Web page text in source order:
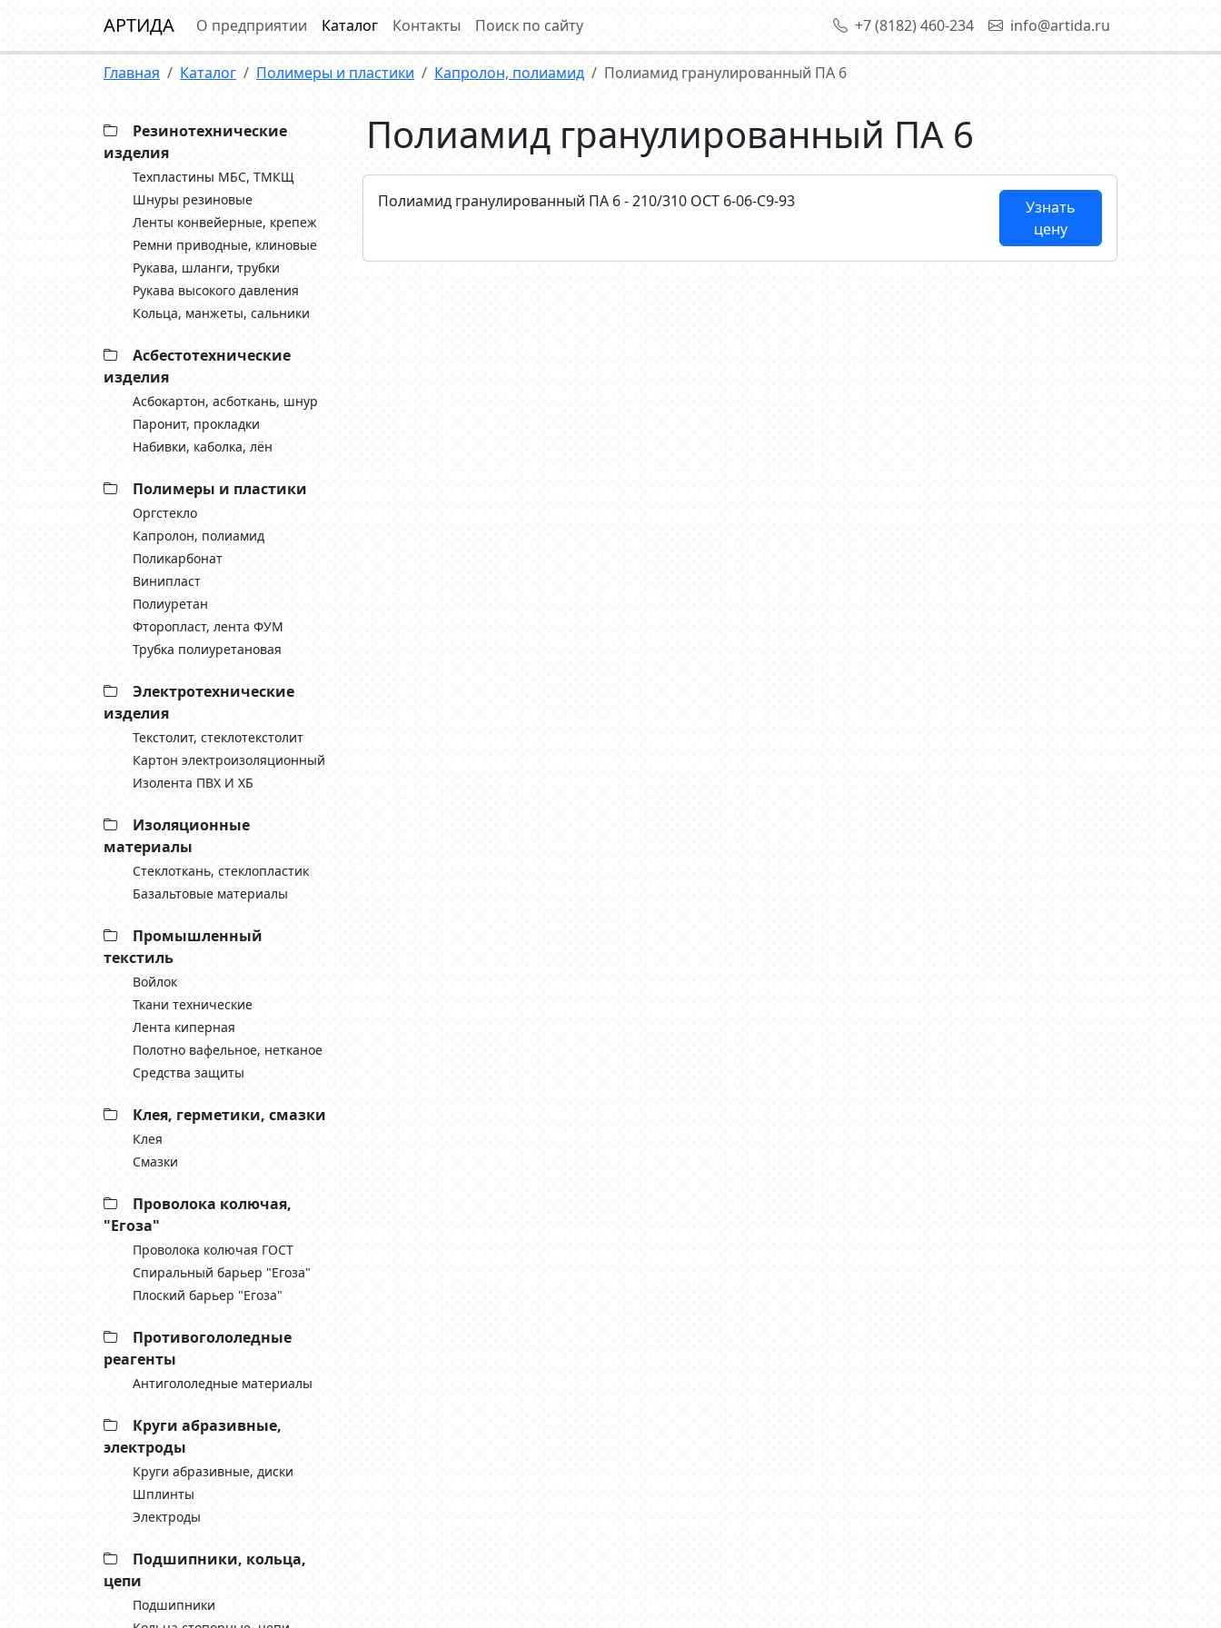
АРТИДА О предприятии Каталог Контакты Поиск по сайту +7 (8182) 460-234 info@artida.ru
Главная Каталог Полимеры и пластики Капролон, полиамид Полиамид гранулированный ПА 6
Резинотехнические
изделия
Техпластины МБС, ТМКЩ
Шнуры резиновые
Ленты конвейерные, крепеж
Ремни приводные, клиновые
Рукава, шланги, трубки
Рукава высокого давления
Кольца, манжеты, сальники
Асбестотехнические
изделия
Асбокартон, асботкань, шнур
Паронит, прокладки
Набивки, каболка, лён
Полимеры и пластики
Оргстекло
Капролон, полиамид
Поликарбонат
Винипласт
Полиуретан
Фторопласт, лента ФУМ
Трубка полиуретановая
Электротехнические
изделия
Текстолит, стеклотекстолит
Картон электроизоляционный
Изолента ПВХ И ХБ
Изоляционные
материалы
Стеклоткань, cтеклопластик
Базальтовые материалы
Промышленный
текстиль
Войлок
Ткани технические
Лента киперная
Полотно вафельное, нетканое
Средства защиты
Клея, герметики, смазки
Клея
Смазки
Проволока колючая,
"Егоза"
Проволока колючая ГОСТ
Спиральный барьер "Егоза"
Плоский барьер "Егоза"
Противогололедные
реагенты
Антигололедные материалы
Круги абразивные,
электроды
Круги абразивные, диски
Шплинты
Электроды
Подшипники, кольца,
цепи
Подшипники
Полиамид гранулированный ПА 6
Полиамид гранулированный ПА 6 - 210/310 ОСТ 6-06-С9-93
Узнать
цену